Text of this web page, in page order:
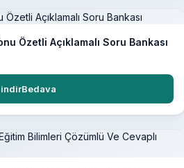
Özetli Açıklamalı Soru Bankası
indirBedava